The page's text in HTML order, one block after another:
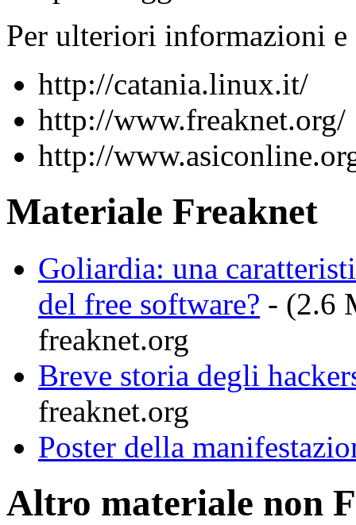
Per ulteriori informazioni e
http://catania.linux.it/
http://www.freaknet.org/
http://
Materiale Freaknet
Goliardia: una
del free software? - (2.6
freaknet.org
Breve storia degli
freaknet.org
Poster della
Altro materiale non